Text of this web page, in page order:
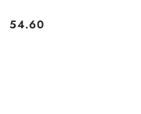
Cena:
54.60